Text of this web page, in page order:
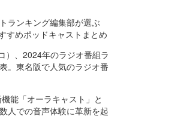
ランキング編集部が選ぶ
すめポッドキャストまとめ
）、2024年のラジオ番組ラ
。東名阪で人気のラジオ番
能「オーラキャスト」と
人での音声体験に革新を起